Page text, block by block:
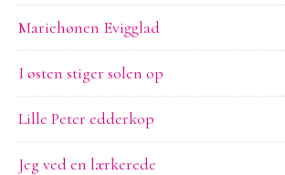
Mariehønen Evigglad
I østen stiger solen op
Lille Peter edderkop
Jeg ved en lærkerede